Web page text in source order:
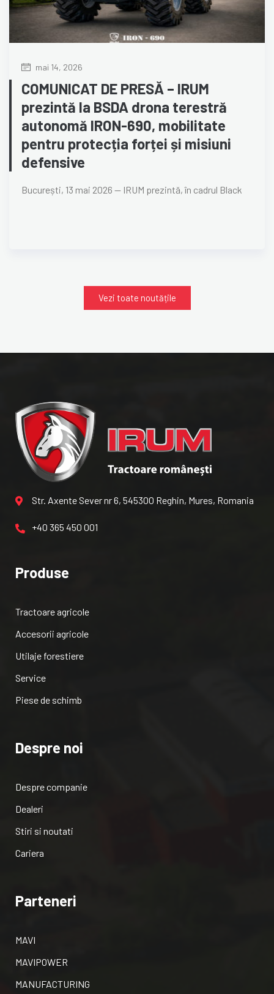
mai 14, 2026
COMUNICAT DE PRESĂ – IRUM
prezintă la BSDA drona terestră
autonomă IRON-690, mobilitate
pentru protecția forței și misiuni
defensive
București, 13 mai 2026 — IRUM prezintă, în cadrul Black
Vezi toate noutățile
Str. Axente Sever nr 6, 545300 Reghin, Mures, Romania
+40 365 450 001
Produse
Tractoare agricole
Accesorii agricole
Utilaje forestiere
Service
Piese de schimb
Despre noi
Despre companie
Dealeri
Stiri si noutati
Cariera
Parteneri
MAVI
MAVIPOWER
MANUFACTURING